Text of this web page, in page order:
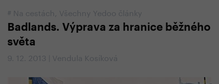
# Na cestách Všechny Yedoo články
Badlands. Výprava za hranice běžného
světa
9. 12. 2013 | Vendula Kosíková